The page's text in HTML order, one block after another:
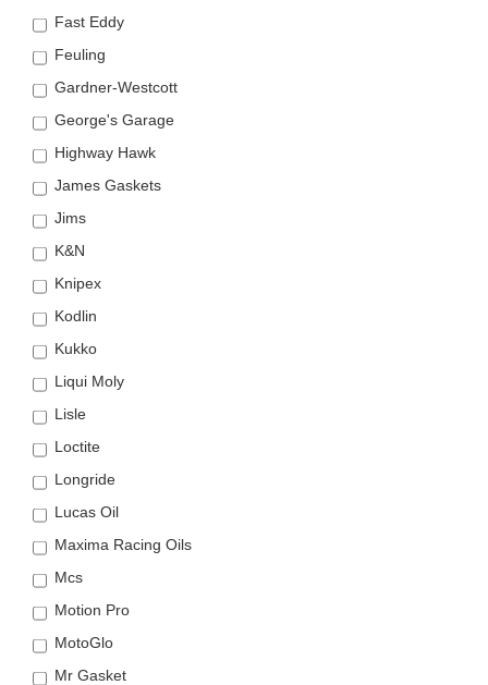
Fast Eddy
Feuling
Gardner-Westcott
George's Garage
Highway Hawk
James Gaskets
Jims
K&N
Knipex
Kodlin
Kukko
Liqui Moly
Lisle
Loctite
Longride
Lucas Oil
Maxima Racing Oils
Mcs
Motion Pro
MotoGlo
Mr Gasket